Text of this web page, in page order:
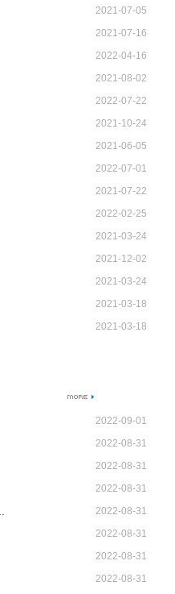
2021-07-05
2021-07-16
2022-04-16
2021-08-02
2022-07-22
2021-10-24
2021-06-05
2022-07-01
2021-07-22
2022-02-25
2021-03-24
2021-12-02
2021-03-24
2021-03-18
2021-03-18
2022-09-01
2022-08-31
2022-08-31
2022-08-31
2022-08-31
2022-08-31
2022-08-31
2022-08-31